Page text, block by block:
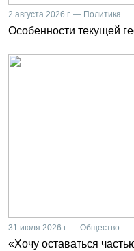
2 августа 2026 г. — Политика
Особенности текущей
31 июля 2026 г. — Общество
«Хочу оставаться